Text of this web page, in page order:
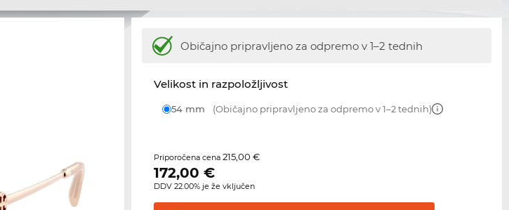
Običajno pripravljeno za odpremo v 1–2 tednih
Velikost in razpoložljivost
54 mm (Običajno pripravljeno za odpremo v 1–2 tednih)
Priporočena cena215,00 €
172,00 €
DDV 22.00% je že vključen